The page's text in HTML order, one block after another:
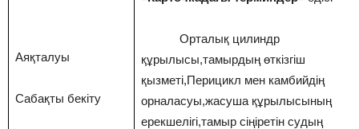
Аяқталуы
Сабақты бекіту
Орталық цилиндр
құрылысы,тамырдың өткізгіш
қызметі,Перицикл мен камбийдің
орналасуы,жасуша құрылысының
ерекшелігі,тамыр сіңіретін судың